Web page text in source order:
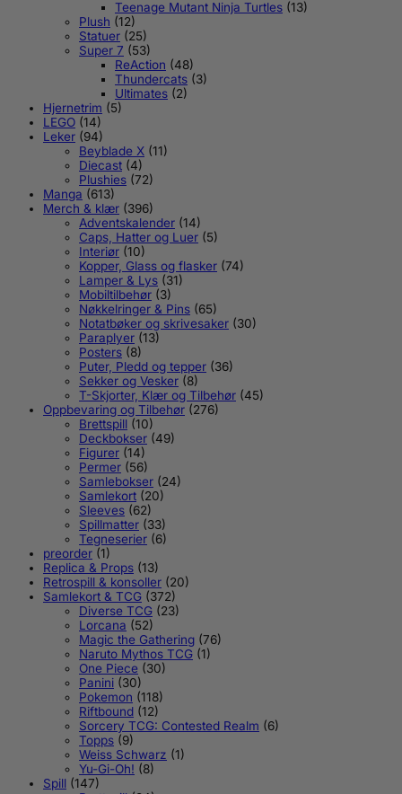
Teenage Mutant Ninja Turtles (13)
Plush (12)
Statuer (25)
Super 7 (53)
ReAction (48)
Thundercats (3)
Ultimates (2)
Hjernetrim (5)
LEGO (14)
Leker (94)
Beyblade X (11)
Diecast (4)
Plushies (72)
Manga (613)
Merch & klær (396)
Adventskalender (14)
Caps, Hatter og Luer (5)
Interiør (10)
Kopper, Glass og flasker (74)
Lamper & Lys (31)
Mobiltilbehør (3)
Nøkkelringer & Pins (65)
Notatbøker og skrivesaker (30)
Paraplyer (13)
Posters (8)
Puter, Pledd og tepper (36)
Sekker og Vesker (8)
T-Skjorter, Klær og Tilbehør (45)
Oppbevaring og Tilbehør (276)
Brettspill (10)
Deckbokser (49)
Figurer (14)
Permer (56)
Samlebokser (24)
Samlekort (20)
Sleeves (62)
Spillmatter (33)
Tegneserier (6)
preorder (1)
Replica & Props (13)
Retrospill & konsoller (20)
Samlekort & TCG (372)
Diverse TCG (23)
Lorcana (52)
Magic the Gathering (76)
Naruto Mythos TCG (1)
One Piece (30)
Panini (30)
Pokemon (118)
Riftbound (12)
Sorcery TCG: Contested Realm (6)
Topps (9)
Weiss Schwarz (1)
Yu-Gi-Oh! (8)
Spill (147)